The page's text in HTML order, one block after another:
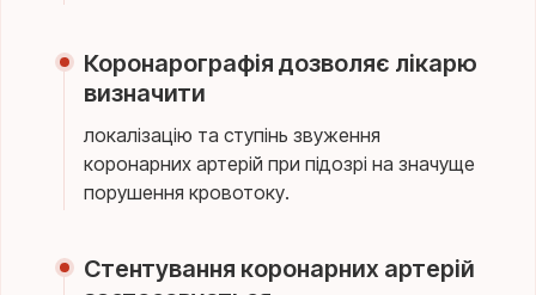
Коронарографія дозволяє лікарю
визначити
локалізацію та ступінь звуження
коронарних артерій при підозрі на значуще
порушення кровотоку.
Стентування коронарних артерій